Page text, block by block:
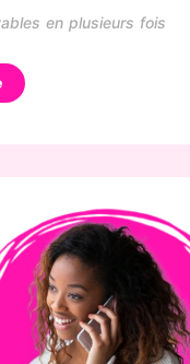
en plusieurs fois